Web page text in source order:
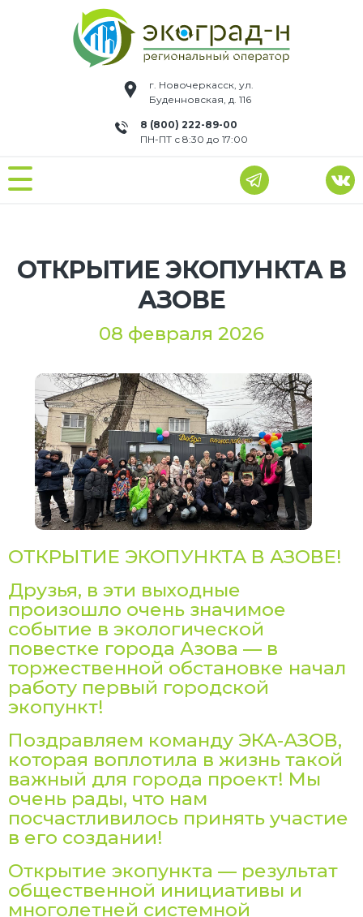
г. Новочеркасск, ул.
Буденновская, д. 116
8 (800) 222-89-00
ПН-ПТ с 8:30 до 17:00
ОТКРЫТИЕ ЭКОПУНКТА В
АЗОВЕ
08 февраля 2026
ОТКРЫТИЕ ЭКОПУНКТА В АЗОВЕ!
Друзья, в эти выходные
произошло очень значимое
событие в экологической
повестке города Азова — в
торжественной обстановке начал
работу первый городской
экопункт!
Поздравляем команду ЭКА-АЗОВ,
которая воплотила в жизнь такой
важный для города проект! Мы
очень рады, что нам
посчастливилось принять участие
в его создании!
Открытие экопункта — результат
общественной инициативы и
многолетней системной